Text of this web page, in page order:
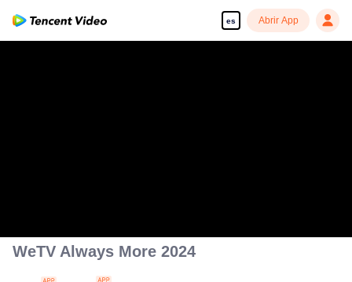
es Abrir App
WeTV Always More 2024